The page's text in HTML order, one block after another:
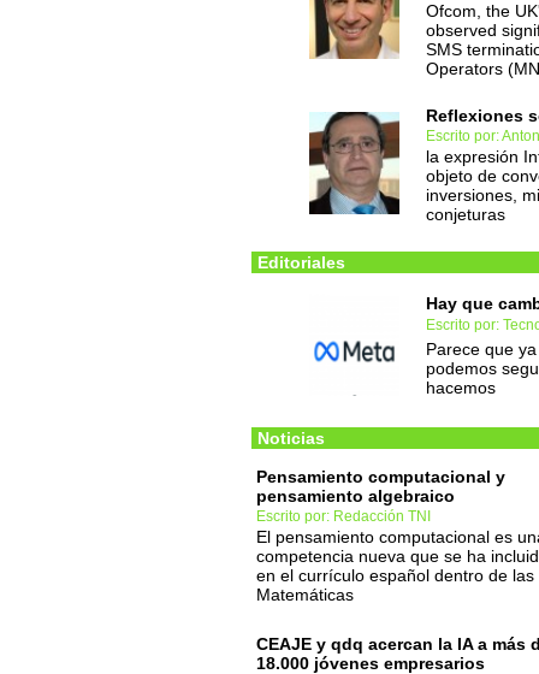
Ofcom, the
observed
SMS
Operators
Reflexiones
Escrito por:
la expresión
objeto de
inversiones,
conjeturas
Editoriales
Hay que
Escrito por:
Parece que
podemos
hacemos
Noticias
Pensamiento computacional y
pensamiento algebraico
Escrito por: Redacción TNI
El pensamiento computacional es
competencia nueva que se ha
en el currículo español dentro de las
Matemáticas
CEAJE y qdq acercan la IA a más
18.000 jóvenes empresarios